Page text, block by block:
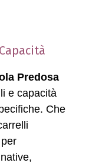
Predosa
e capacità
Che